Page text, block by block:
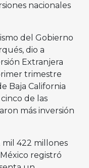
nacionales
del Gobierno
dio a
Extranjera
trimestre
Baja California
de las
más inversión
422 millones
registró